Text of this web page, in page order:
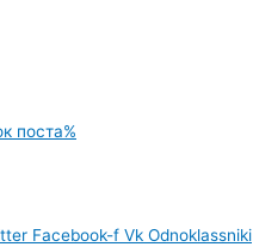
Facebook-f Vk Odnoklassniki